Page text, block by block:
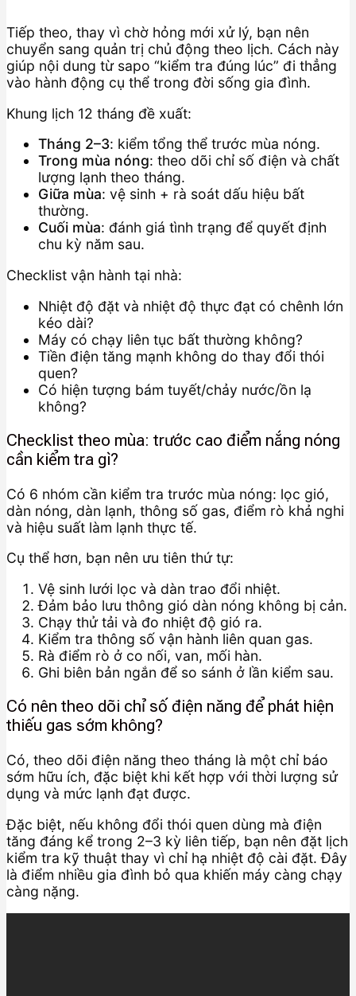
Tiếp theo, thay vì chờ hỏng mới xử lý, bạn nên
chuyển sang quản trị chủ động theo lịch. Cách này
giúp nội dung từ sapo “kiểm tra đúng lúc” đi thẳng
vào hành động cụ thể trong đời sống gia đình.
Khung lịch 12 tháng đề xuất:
Tháng 2–3: kiểm tổng thể trước mùa nóng.
Trong mùa nóng: theo dõi chỉ số điện và chất
lượng lạnh theo tháng.
Giữa mùa: vệ sinh + rà soát dấu hiệu bất
thường.
Cuối mùa: đánh giá tình trạng để quyết định
chu kỳ năm sau.
Checklist vận hành tại nhà:
Nhiệt độ đặt và nhiệt độ thực đạt có chênh lớn
kéo dài?
Máy có chạy liên tục bất thường không?
Tiền điện tăng mạnh không do thay đổi thói
quen?
Có hiện tượng bám tuyết/chảy nước/ồn lạ
không?
Checklist theo mùa: trước cao điểm nắng nóng
cần kiểm tra gì?
Có 6 nhóm cần kiểm tra trước mùa nóng: lọc gió,
dàn nóng, dàn lạnh, thông số gas, điểm rò khả nghi
và hiệu suất làm lạnh thực tế.
Cụ thể hơn, bạn nên ưu tiên thứ tự:
Vệ sinh lưới lọc và dàn trao đổi nhiệt.
Đảm bảo lưu thông gió dàn nóng không bị cản.
Chạy thử tải và đo nhiệt độ gió ra.
Kiểm tra thông số vận hành liên quan gas.
Rà điểm rò ở co nối, van, mối hàn.
Ghi biên bản ngắn để so sánh ở lần kiểm sau.
Có nên theo dõi chỉ số điện năng để phát hiện
thiếu gas sớm không?
Có, theo dõi điện năng theo tháng là một chỉ báo
sớm hữu ích, đặc biệt khi kết hợp với thời lượng sử
dụng và mức lạnh đạt được.
Đặc biệt, nếu không đổi thói quen dùng mà điện
tăng đáng kể trong 2–3 kỳ liên tiếp, bạn nên đặt lịch
kiểm tra kỹ thuật thay vì chỉ hạ nhiệt độ cài đặt. Đây
là điểm nhiều gia đình bỏ qua khiến máy càng chạy
càng nặng.